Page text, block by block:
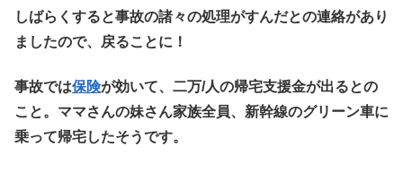
しばらくすると事故の諸々の処理がすんだとの連絡があり
ましたので、戻ることに！
事故では保険が効いて、二万/人の帰宅支援金が出るとの
こと。ママさんの妹さん家族全員、新幹線のグリーン車に
乗って帰宅したそうです。